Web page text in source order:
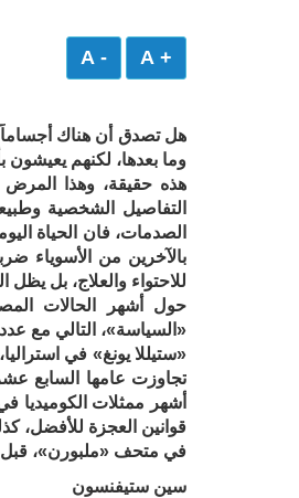
+ A
- A
هل تصدق أن هناك أجساماً
وما بعدها، لكنهم
هذه حقيقة، وهذا
التفاصيل الشخصية
الصدمات، فان الحياة
بالآخرين من الأسوياء
للاحتواء والعلاج، بل
حول أشهر الحالات
«السياسة»، التالي مع
«ستيللا يونغ» في
تجاوزت عامها السابع
أشهر ممثلات الكوميديا
قوانين العجزة للأفضل،
في متحف «ملبورن»، قبل
سين ستيفنسون